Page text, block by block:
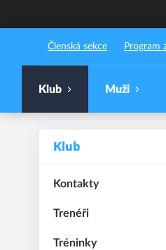
Členská sekce Program
Klub Muži
Klub
Kontakty
Trenéři
Tréninky